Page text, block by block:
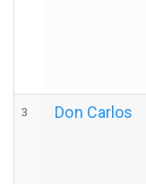
3 Don Carlos